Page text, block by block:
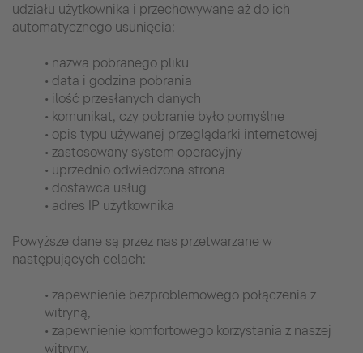
udziału użytkownika i przechowywane aż do ich
automatycznego usunięcia:
• nazwa pobranego pliku
• data i godzina pobrania
• ilość przesłanych danych
• komunikat, czy pobranie było pomyślne
• opis typu używanej przeglądarki internetowej
• zastosowany system operacyjny
• uprzednio odwiedzona strona
• dostawca usług
• adres IP użytkownika
Powyższe dane są przez nas przetwarzane w
następujących celach:
• zapewnienie bezproblemowego połączenia z
witryną,
• zapewnienie komfortowego korzystania z naszej
witryny,